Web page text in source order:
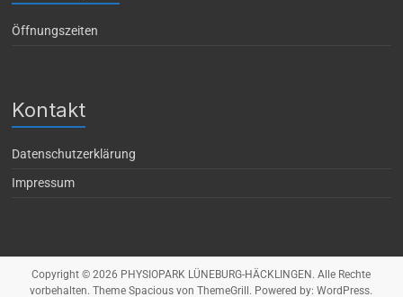
Öffnungszeiten
Kontakt
Datenschutzerklärung
Impressum
Copyright © 2026 PHYSIOPARK LÜNEBURG-HÄCKLINGEN . Alle Rechte
vorbehalten. ThemeSpacious von ThemeGrill. Powered by:WordPress.